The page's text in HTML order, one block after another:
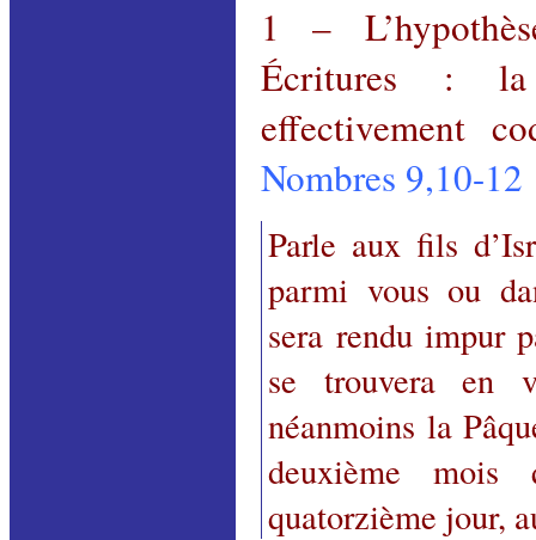
1 –
Écritures : la
effectivement
Nombres 9,10-12
Parle aux fils
parmi vous ou
sera rendu impur
se trouvera en
néanmoins la
deuxième mois
quatorzième jour,